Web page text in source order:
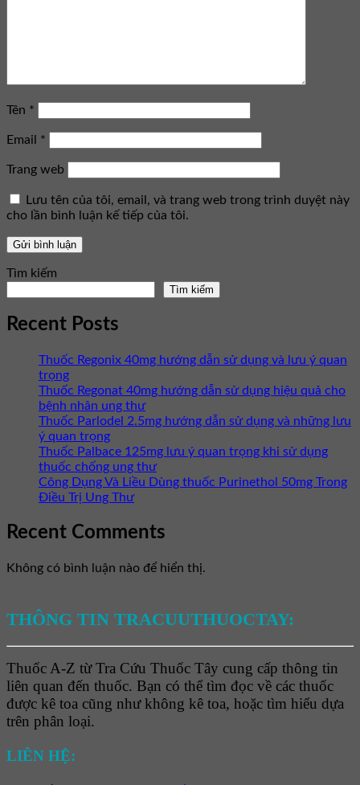
Tên *
Email *
Trang web
Lưu tên của tôi, email, và trang web trong trình duyệt này
cho lần bình luận kế tiếp của tôi.
Tìm kiếm
Tìm kiếm
Recent Posts
Thuốc Regonix 40mg hướng dẫn sử dụng và lưu ý quan
trọng
Thuốc Regonat 40mg hướng dẫn sử dụng hiệu quả cho
bệnh nhân ung thư
Thuốc Parlodel 2.5mg hướng dẫn sử dụng và những lưu
ý quan trọng
Thuốc Palbace 125mg lưu ý quan trọng khi sử dụng
thuốc chống ung thư
Công Dụng Và Liều Dùng thuốc Purinethol 50mg Trong
Điều Trị Ung Thư
Recent Comments
Không có bình luận nào để hiển thị.
THÔNG TIN TRACUUTHUOCTAY:
Thuốc A-Z từ Tra Cứu Thuốc Tây cung cấp thông tin
liên quan đến thuốc. Bạn có thể tìm đọc về các thuốc
được kê toa cũng như không kê toa, hoặc tìm hiểu dựa
trên phân loại.
LIÊN HỆ: